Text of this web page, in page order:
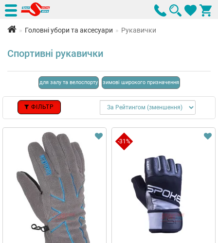
Головні убори та аксесуари Рукавички
Спортивні рукавички
для залу та велоспорту зимові широкого призначення
ФІЛЬТР
-31%